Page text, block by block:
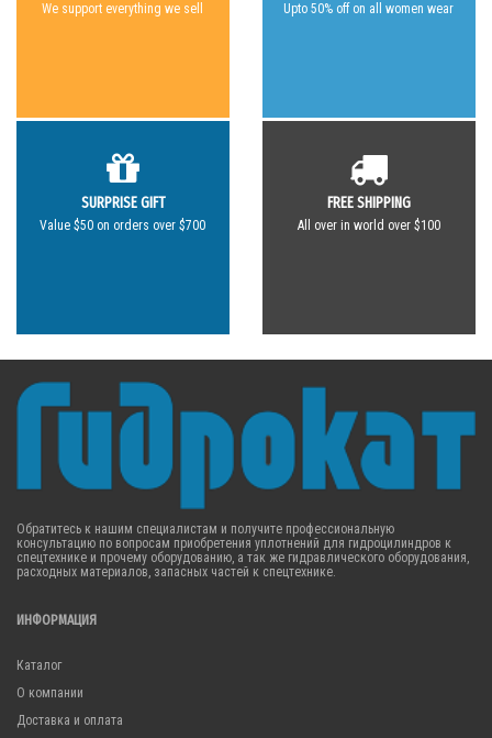
We support everything we sell Upto 50% off on all women wear
SURPRISE GIFT
Value $50 on orders over $700
FREE SHIPPING
All over in world over $100
Обратитесь к нашим специалистам и получите профессиональную
консультацию по вопросам приобретения уплотнений для гидроцилиндров к
спецтехнике и прочему оборудованию, а так же гидравлического оборудования,
расходных материалов, запасных частей к спецтехнике.
ИНФОРМАЦИЯ
Каталог
О компании
Доставка и оплата